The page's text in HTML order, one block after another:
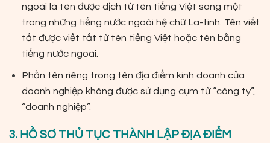
ngoài là tên được dịch từ tên tiếng Việt sang một
trong những tiếng nước ngoài hệ chữ La-tinh. Tên viết
tắt được viết tắt từ tên tiếng Việt hoặc tên bằng
tiếng nước ngoài.
Phần tên riêng trong tên địa điểm kinh doanh của
doanh nghiệp không được sử dụng cụm từ “công ty”,
“doanh nghiệp”.
3. HỒ SƠ THỦ TỤC THÀNH LẬP ĐỊA ĐIỂM